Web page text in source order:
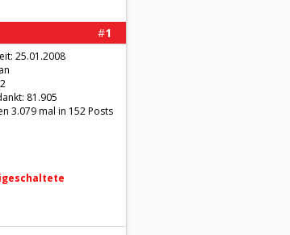
#1
25.01.2008
81.905
3.079 mal in 152 Posts